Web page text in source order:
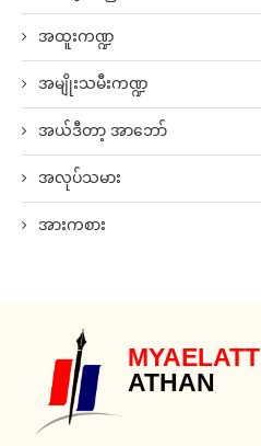
အထူးကဏ္ဍ
အမျိုးသမီးကဏ္ဍ
အယ်ဒီတာ့ အာဘော်
အလုပ်သမား
အားကစား
MYAELATT
ATHAN